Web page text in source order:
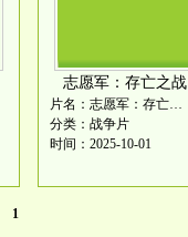
志愿军：存亡之战
片名：志愿军：存亡之战
分类：战争片
时间：2025-10-01
1